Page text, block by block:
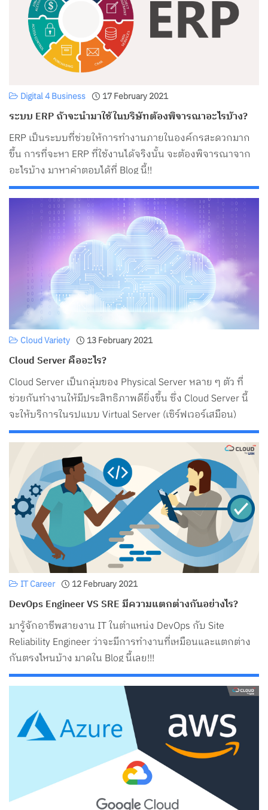
17 February 2021
Digital 4 Business
ระบบ ERP ถ้าจะนำมาใช้ในบริษัทต้องพิจารณาอะไรบ้าง?
ERP เป็นระบบที่ช่วยให้การทำงานภายในองค์กรสะดวกมาก
ขึ้น การที่จะหา ERP ที่ใช้งานได้จริงนั้น จะต้องพิจารณาจาก
อะไรบ้าง มาหาคำตอบได้ที่ Blog นี้!!
13 February 2021
Cloud Variety
Cloud Server คืออะไร?
Cloud Server เป็นกลุ่มของ Physical Server หลาย ๆ ตัว ที่
ช่วยกันทำงานให้มีประสิทธิภาพดียิ่งขึ้น ซึ่ง Cloud Server นี้
จะให้บริการในรูปแบบ Virtual Server (เซิร์ฟเวอร์เสมือน)
12 February 2021
IT Career
DevOps Engineer VS SRE มีความแตกต่างกันอย่างไร?
มารู้จักอาชีพสายงาน IT ในตำแหน่ง DevOps กับ Site
Reliability Engineer ว่าจะมีการทำงานที่เหมือนและแตกต่าง
กันตรงไหนบ้าง มาดูใน Blog นี้เลย!!!